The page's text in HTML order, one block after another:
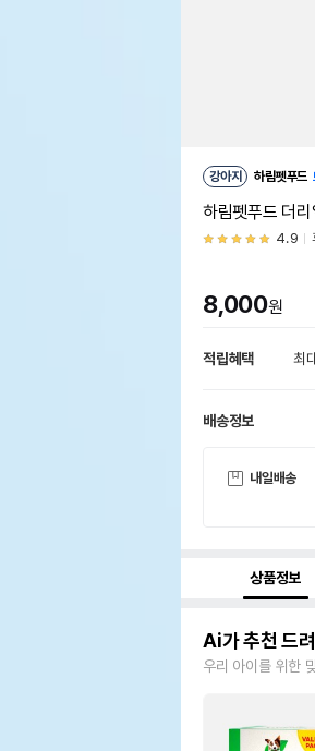
강아지 하림펫푸드
하림펫푸드 더
4.9
8,000원
적립혜택 최
배송정보
내일배송
상품정보
Ai가 추천 드
우리 아이를 위한